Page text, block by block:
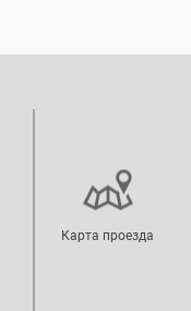
Карта проезда